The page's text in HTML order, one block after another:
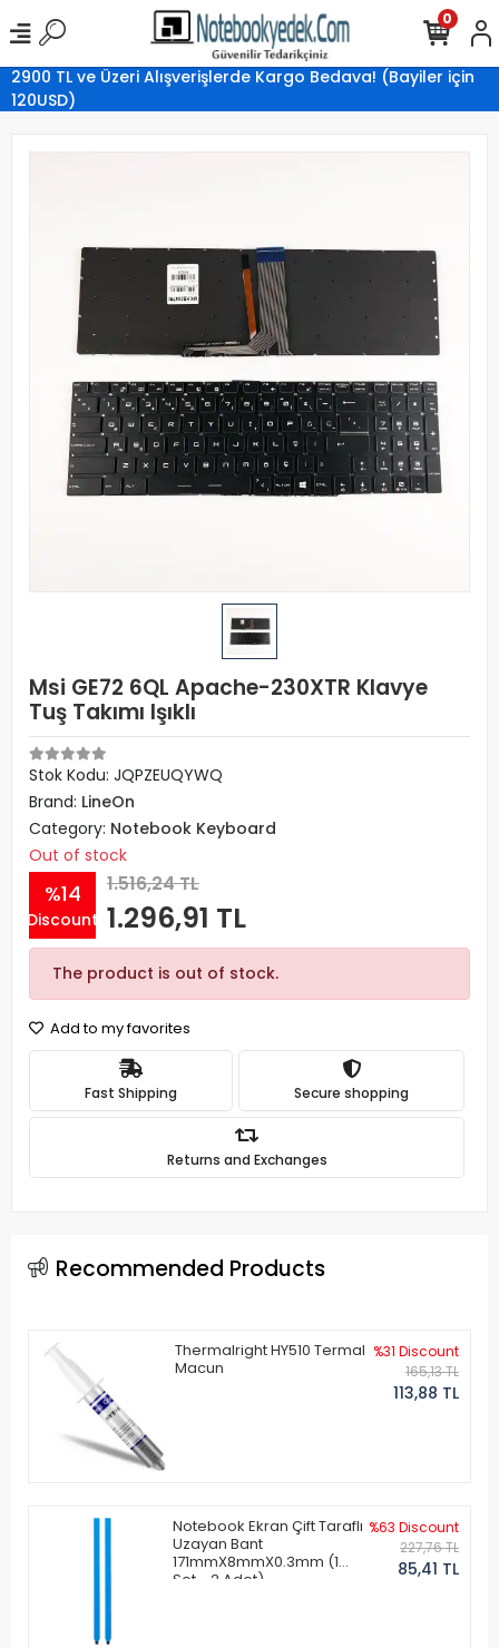
2900 TL ve Üzeri Alışverişlerde Kargo Bedava! (Bayiler için
120USD)
0
Msi GE72 6QL Apache-230XTR Klavye
Tuş Takımı Işıklı
Stok Kodu: JQPZEUQYWQ
Brand: LineOn
Category: Notebook Keyboard
Out of stock
%14
Discount
1.516,24 TL
1.296,91 TL
The product is out of stock.
Add to my favorites
Fast Shipping Secure shopping
Returns and Exchanges
Recommended Products
Thermalright HY510 Termal
Macun
%31 Discount
165,13 TL
113,88 TL
Notebook Ekran Çift Taraflı
Uzayan Bant
171mmX8mmX0.3mm (1
Set - 2 Adet)
%63 Discount
227,76 TL
85,41 TL